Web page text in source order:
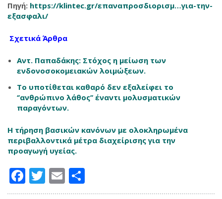
Πηγή: https://klintec.gr/επαναπροσδιορισμ…για-την-
εξασφαλι/
Σχετικά Άρθρα
Αντ. Παπαδάκης: Στόχος η μείωση των
ενδονοσοκομειακών λοιμώξεων.
Το υποτίθεται καθαρό δεν εξαλείφει το
‘’ανθρώπινο λάθος’’ έναντι μολυσματικών
παραγόντων.
Η τήρηση βασικών κανόνων με ολοκληρωμένα
περιβαλλοντικά μέτρα διαχείρισης για την
προαγωγή υγείας.
Facebook
Twitter
Email